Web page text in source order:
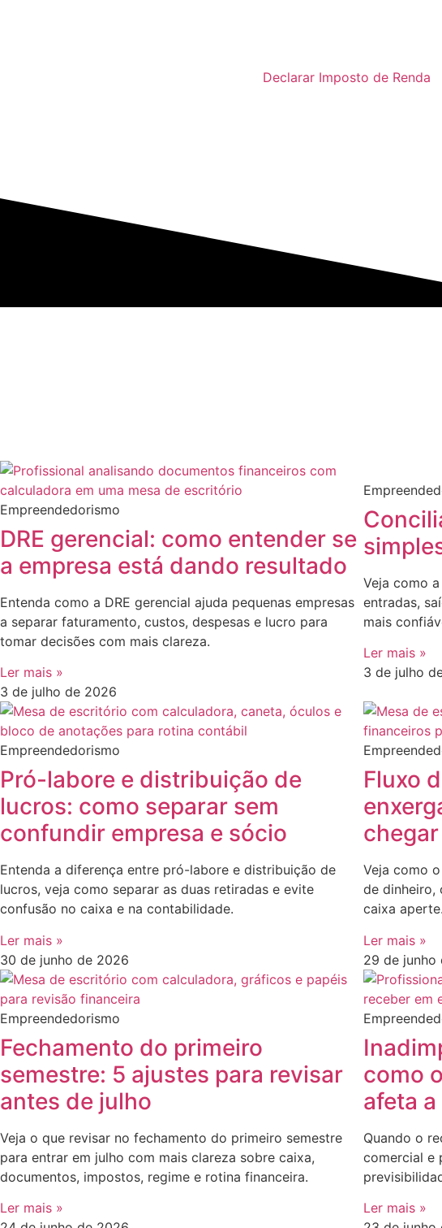
Declarar Imposto de Renda
Empreendedorismo
DRE gerencial: como entender se
a empresa está dando resultado
Entenda como a DRE gerencial ajuda pequenas empresas
a separar faturamento, custos, despesas e lucro para
tomar decisões com mais clareza.
Ler mais »
3 de julho de 2026
Veja como
entradas,
mais
Ler mais »
3 de julho
Empreendedorismo
Pró-labore e distribuição de
lucros: como separar sem
confundir empresa e sócio
Entenda a diferença entre pró-labore e distribuição de
lucros, veja como separar as duas retiradas e evite
confusão no caixa e na contabilidade.
Ler mais »
30 de junho de 2026
Fluxo
chegar
Veja como
de dinheiro,
caixa aperte.
Ler mais »
29 de junho
Empreendedorismo
Fechamento do primeiro
semestre: 5 ajustes para revisar
antes de julho
Veja o que revisar no fechamento do primeiro semestre
para entrar em julho com mais clareza sobre caixa,
documentos, impostos, regime e rotina financeira.
Ler mais »
como
afeta
Quando o
comercial e
Ler mais »